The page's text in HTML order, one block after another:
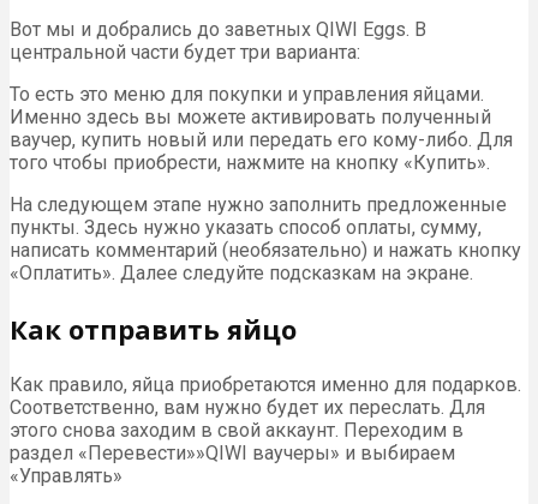
Вот мы и добрались до заветных QIWI Eggs. В
центральной части будет три варианта:
То есть это меню для покупки и управления яйцами.
Именно здесь вы можете активировать полученный
ваучер, купить новый или передать его кому-либо. Для
того чтобы приобрести, нажмите на кнопку «Купить».
На следующем этапе нужно заполнить предложенные
пункты. Здесь нужно указать способ оплаты, сумму,
написать комментарий (необязательно) и нажать кнопку
«Оплатить». Далее следуйте подсказкам на экране.
Как отправить яйцо
Как правило, яйца приобретаются именно для подарков.
Соответственно, вам нужно будет их переслать. Для
этого снова заходим в свой аккаунт. Переходим в
раздел «Перевести»»QIWI ваучеры» и выбираем
«Управлять»